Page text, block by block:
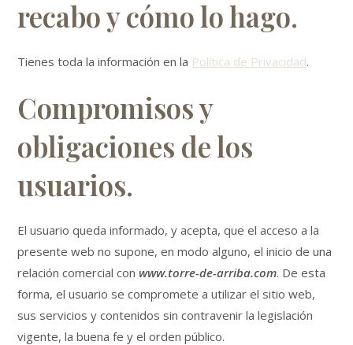
recabo y cómo lo hago.
Tienes toda la información en la Política de Privacidad.
Compromisos y
obligaciones de los
usuarios.
El usuario queda informado, y acepta, que el acceso a la
presente web no supone, en modo alguno, el inicio de una
relación comercial con www.torre-de-arriba.com. De esta
forma, el usuario se compromete a utilizar el sitio web,
sus servicios y contenidos sin contravenir la legislación
vigente, la buena fe y el orden público.